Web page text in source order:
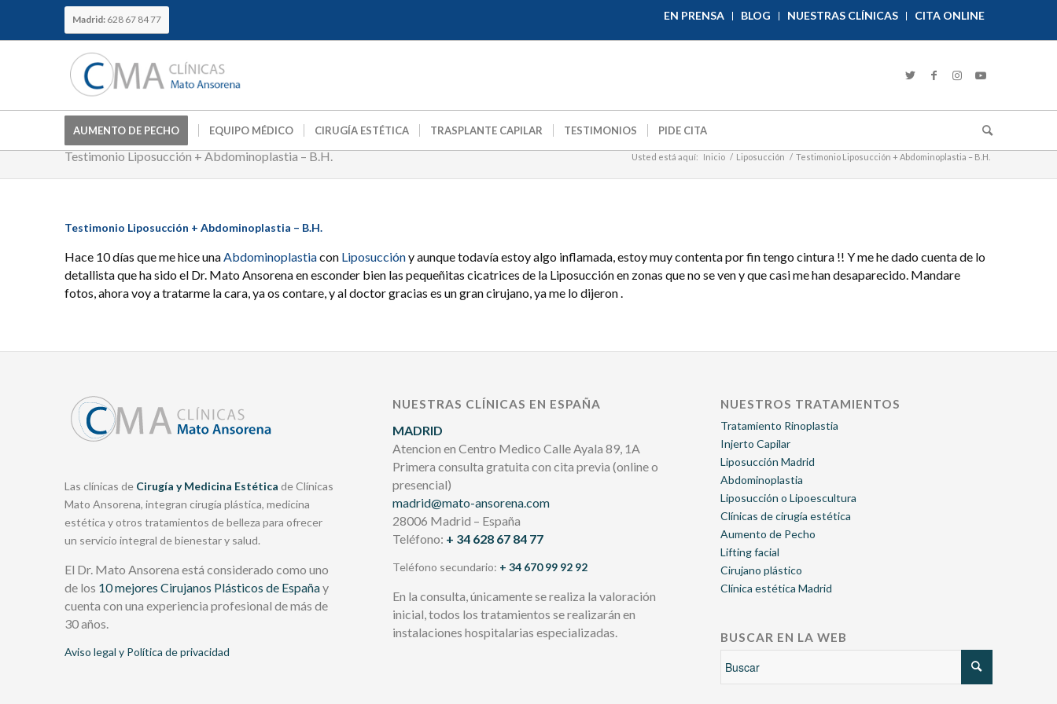
EN PRENSA BLOG NUESTRAS CLÍNICAS CITA ONLINE
Madrid: 628 67 84 77
AUMENTO DE PECHO EQUIPO MÉDICO CIRUGÍA ESTÉTICA TRASPLANTE CAPILAR TESTIMONIOS PIDE CITA
Testimonio Liposucción + Abdominoplastia – B.H. Usted está aquí: Inicio / Liposucción / Testimonio Liposucción + Abdominoplastia – B.H.
Testimonio Liposucción + Abdominoplastia – B.H.
Hace 10 días que me hice una Abdominoplastiacon Liposuccióny aunque todavía estoy algo inflamada, estoy muy contenta por fin tengo cintura !! Y me he dado cuenta de lo
detallista que ha sido el Dr. Mato Ansorena en esconder bien las pequeñitas cicatrices de la Liposucción en zonas que no se ven y que casi me han desaparecido. Mandare
fotos, ahora voy a tratarme la cara, ya os contare, y al doctor gracias es un gran cirujano, ya me lo dijeron .
Las clínicas de Cirugía y Medicina Estética de Clínicas
Mato Ansorena, integran cirugía plástica, medicina
estética y otros tratamientos de belleza para ofrecer
un servicio integral de bienestar y salud.
El Dr. Mato Ansorena está considerado como uno
de los 10 mejores Cirujanos Plásticos de Españay
cuenta con una experiencia profesional de más de
30 años.
Aviso legal y Política de privacidad
NUESTRAS CLÍNICAS EN ESPAÑA
MADRID
Atencion en Centro Medico Calle Ayala 89, 1A
Primera consulta gratuita con cita previa (online o
presencial)
madrid@mato-ansorena.com
28006 Madrid – España
Teléfono: + 34 628 67 84 77
Teléfono secundario: + 34 670 99 92 92
En la consulta, únicamente se realiza la valoración
inicial, todos los tratamientos se realizarán en
instalaciones hospitalarias especializadas.
NUESTROS TRATAMIENTOS
Tratamiento Rinoplastia
Injerto Capilar
Liposucción Madrid
Abdominoplastia
Liposucción o Lipoescultura
Clínicas de cirugía estética
Aumento de Pecho
Lifting facial
Cirujano plástico
Clínica estética Madrid
BUSCAR EN LA WEB